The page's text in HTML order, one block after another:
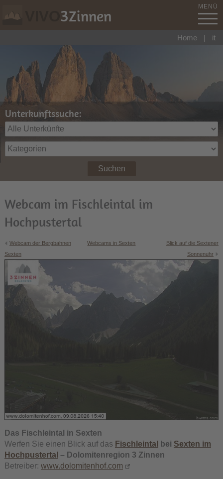
3Zinnen MENÜ
Unterkunftssuche:
Suchen
Home | it
Webcam im Fischleintal im
Hochpustertal
Webcam der Bergbahnen
Sexten
Webcams in Sexten
Blick auf die Sextener
Sonnenuhr
Das Fischleintal in Sexten
Werfen Sie einen Blick auf das Fischleintal bei Sexten im
Hochpustertal – Dolomitenregion 3 Zinnen
Betreiber: www.dolomitenhof.com